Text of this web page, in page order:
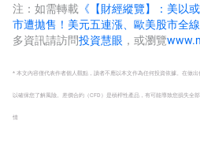
注：如需轉載 《【財經縱覽】：美以
市遭拋售！美元五連漲、歐美股市全線
多資訊請訪問投資慧眼 ，或瀏覽
* 本文內容僅代表作者個人觀點，讀者不應以本文作為任何投資依據。在做
以確保您了解風險。 差價合約（CFD）是槓桿性產品，有可能導致您損失全
情